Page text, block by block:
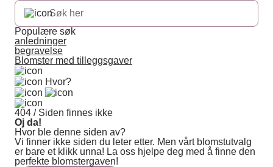
Populære søk
anledninger
begravelse
Blomster med tilleggsgaver
Hvor?
404 / Siden finnes ikke
Oj da!
Hvor ble denne siden av?
Vi finner ikke siden du leter etter. Men vårt blomstutvalg
er bare et klikk unna! La oss hjelpe deg med å finne den
perfekte blomstergaven!